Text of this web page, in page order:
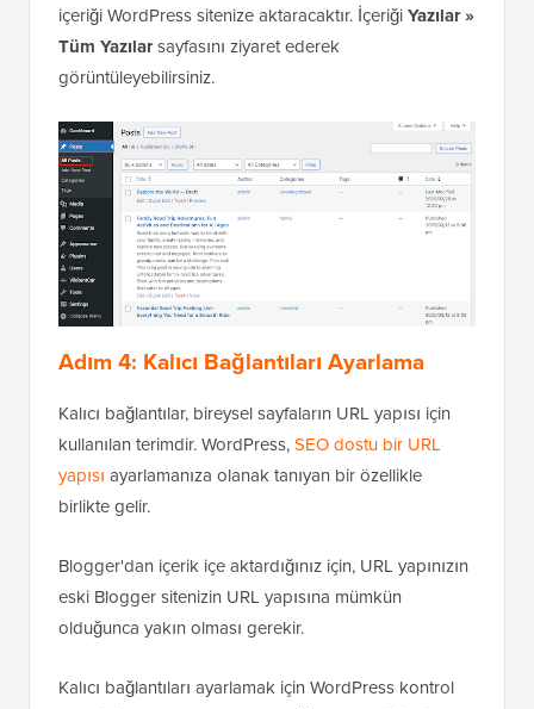
içeriği WordPress sitenize aktaracaktır. İçeriğiYazılar »
Tüm Yazılarsayfasını ziyaret ederek
görüntüleyebilirsiniz.
Adım 4: Kalıcı Bağlantıları Ayarlama
Kalıcı bağlantılar, bireysel sayfaların URL yapısı için
kullanılan terimdir. WordPress,SEO dostu bir URL
yapısı ayarlamanıza olanak tanıyan bir özellikle
birlikte gelir.
Blogger'dan içerik içe aktardığınız için, URL yapınızın
eski Blogger sitenizin URL yapısına mümkün
olduğunca yakın olması gerekir.
Kalıcı bağlantıları ayarlamak için WordPress kontrol